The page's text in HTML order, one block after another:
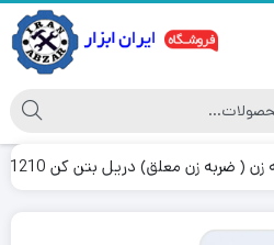
زن معلق) دریل بتن کن 11210 و 1185 و 11228